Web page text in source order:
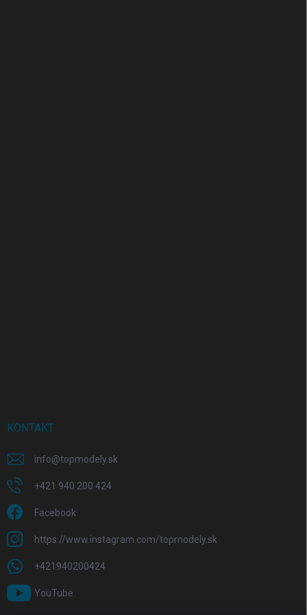
KONTAKT
info@topmodely.sk
+421 940 200 424
Facebook
https://www.instagram.com/topmodely.sk
+421940200424
YouTube